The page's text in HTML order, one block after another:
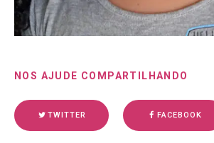
NOS AJUDE COMPARTILHANDO
TWITTER FACEBOOK